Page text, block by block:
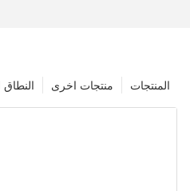
المنتجات منتجات اخرى النطاق